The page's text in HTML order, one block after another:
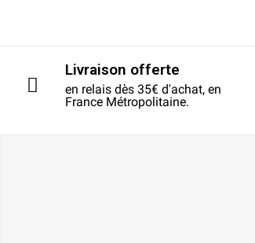
Livraison offerte
en relais dès 35€ d'achat, en
France Métropolitaine.